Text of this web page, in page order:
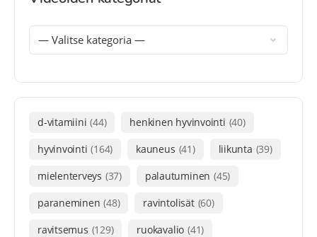
d-vitamiini (44) henkinen hyvinvointi (40)
hyvinvointi (164) kauneus (41) liikunta (39)
mielenterveys (37) palautuminen (45)
paraneminen (48) ravintolisät (60)
ravitsemus (129) ruokavalio (41)